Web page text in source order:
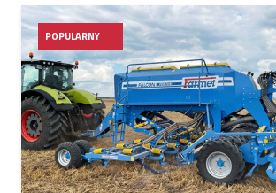
POPULARNY